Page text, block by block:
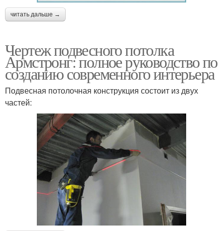
читать дальше →
Чертеж подвесного потолка
Армстронг: полное руководство по
созданию современного интерьера
Подвесная потолочная конструкция состоит из двух
частей: